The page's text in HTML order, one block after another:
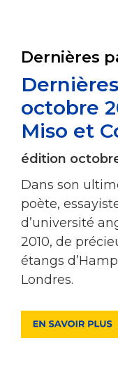
Dernières
octobre
Miso et
édition
Dans son
poète,
d’université
2010, de
étangs
Londres.